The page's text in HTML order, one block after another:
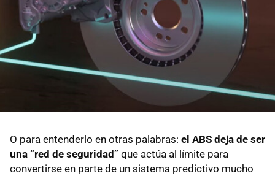
O para entenderlo en otras palabras: el ABS deja de ser
una “red de seguridad” que actúa al límite para
convertirse en parte de un sistema predictivo mucho